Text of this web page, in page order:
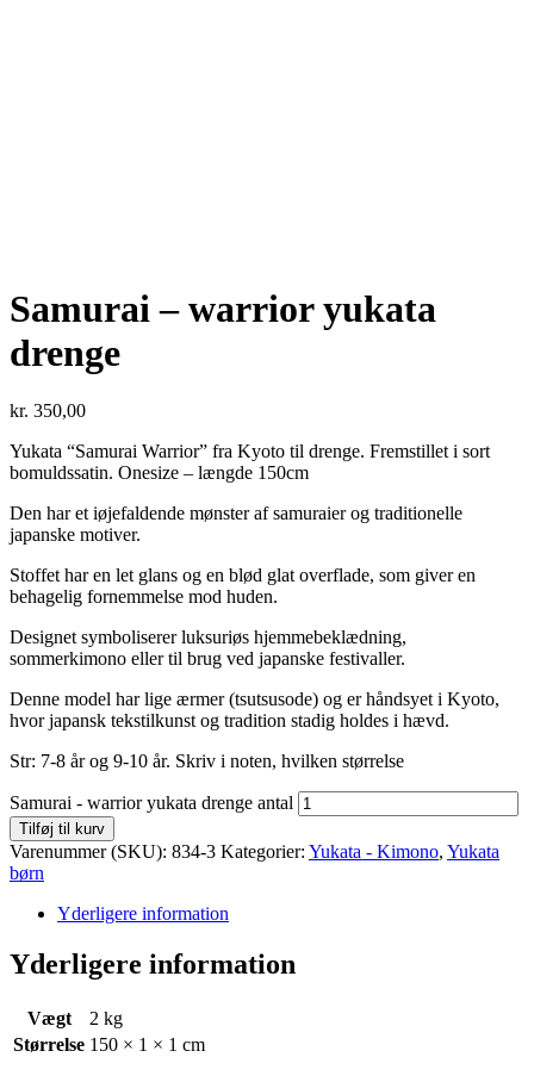
Samurai – warrior yukata
drenge
kr. 350,00
Yukata “Samurai Warrior” fra Kyoto til drenge. Fremstillet i sort
bomuldssatin. Onesize – længde 150cm
Den har et iøjefaldende mønster af samuraier og traditionelle
japanske motiver.
Stoffet har en let glans og en blød glat overflade, som giver en
behagelig fornemmelse mod huden.
Designet symboliserer luksuriøs hjemmebeklædning,
sommerkimono eller til brug ved japanske festivaller.
Denne model har lige ærmer (tsutsusode) og er håndsyet i Kyoto,
hvor japansk tekstilkunst og tradition stadig holdes i hævd.
Str: 7-8 år og 9-10 år. Skriv i noten, hvilken størrelse
Samurai - warrior yukata drenge antal
Tilføj til kurv
Varenummer (SKU): 834-3 Kategorier: Yukata - Kimono, Yukata
børn
Yderligere information
Yderligere information
Vægt
2 kg
Størrelse 150 × 1 × 1 cm